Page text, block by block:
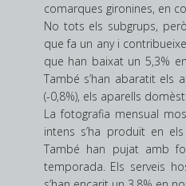
comarques gironines, en
No tots els subgrups,
que fa un any i
que han baixat un 5,3%
També s’han abaratit els
(-0,8%), els aparells
La fotografia mensual
intens s’ha produït en
També han pujat amb
temporada. Els serveis